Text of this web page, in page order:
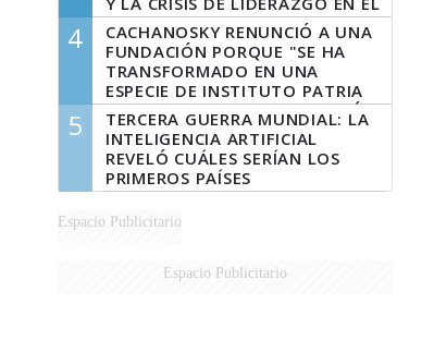
PERONISMO
4
CACHANOSKY RENUNCIÓ A UNA
FUNDACIÓN PORQUE "SE HA
TRANSFORMADO EN UNA
ESPECIE DE INSTITUTO PATRIA
INCONDICIONAL DE LA GESTIÓN
DE MILEI"
5
TERCERA GUERRA MUNDIAL: LA
INTELIGENCIA ARTIFICIAL
REVELÓ CUÁLES SERÍAN LOS
PRIMEROS PAÍSES
LATINOAMERICANOS EN SER
DERROTADOS
Espacio Publicitario
Espacio Publicitario